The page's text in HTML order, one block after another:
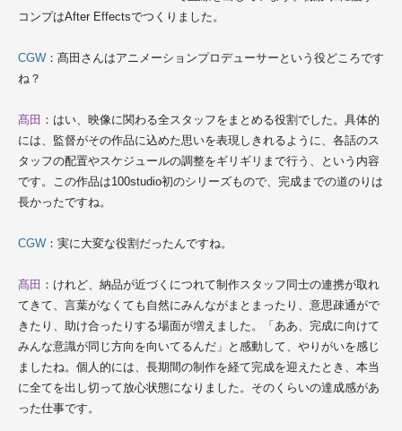
コンプはAfter Effectsでつくりました。
CGW ：髙田さんはアニメーションプロデューサーという役どころです
ね？
髙田 ：はい、映像に関わる全スタッフをまとめる役割でした。具体的
には、監督がその作品に込めた思いを表現しきれるように、各話のス
タッフの配置やスケジュールの調整をギリギリまで行う、という内容
です。この作品は100studio初のシリーズもので、完成までの道のりは
長かったですね。
CGW ：実に大変な役割だったんですね。
髙田 ：けれど、納品が近づくにつれて制作スタッフ同士の連携が取れ
てきて、言葉がなくても自然にみんながまとまったり、意思疎通がで
きたり、助け合ったりする場面が増えました。「ああ、完成に向けて
みんな意識が同じ方向を向いてるんだ」と感動して、やりがいを感じ
ましたね。個人的には、長期間の制作を経て完成を迎えたとき、本当
に全てを出し切って放心状態になりました。そのくらいの達成感があ
った仕事です。